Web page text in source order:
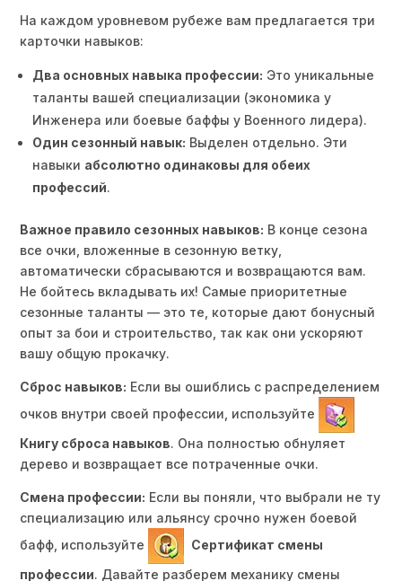
На каждом уровневом рубеже вам предлагается три
карточки навыков:
Два основных навыка профессии: Это уникальные
таланты вашей специализации (экономика у
Инженера или боевые баффы у Военного лидера).
Один сезонный навык: Выделен отдельно. Эти
навыки абсолютно одинаковы для обеих
профессий.
Важное правило сезонных навыков: В конце сезона
все очки, вложенные в сезонную ветку,
автоматически сбрасываются и возвращаются вам.
Не бойтесь вкладывать их! Самые приоритетные
сезонные таланты — это те, которые дают бонусный
опыт за бои и строительство, так как они ускоряют
вашу общую прокачку.
Сброс навыков: Если вы ошиблись с распределением
очков внутри своей профессии, используйте
Книгу сброса навыков. Она полностью обнуляет
дерево и возвращает все потраченные очки.
Смена профессии: Если вы поняли, что выбрали не ту
специализацию или альянсу срочно нужен боевой
бафф, используйте
Сертификат смены
профессии. Давайте разберем механику смены